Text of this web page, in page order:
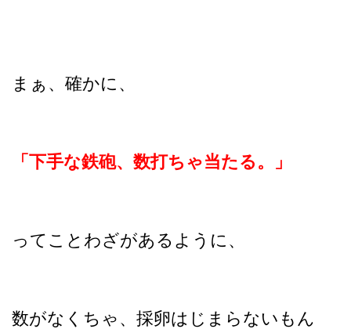
まぁ、確かに、
「下手な鉄砲、数打ちゃ当たる。」
ってことわざがあるように、
数がなくちゃ、採卵はじまらないもん